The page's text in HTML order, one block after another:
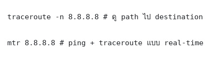
traceroute -n 8.8.8.8 # ดู path ไป destination
mtr 8.8.8.8 # ping + traceroute แบบ real-time